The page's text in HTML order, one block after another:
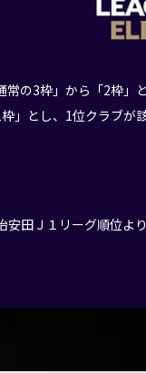
の3枠」から「2枠」と
」とし、1位クラブが該
田Ｊ１リーグ順位よ